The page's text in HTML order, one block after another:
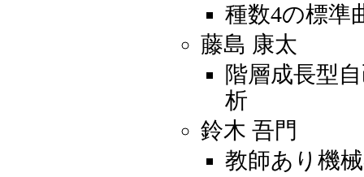
種数4の標準
藤島 康太
階層成長型
析
鈴木 吾門
教師あり機